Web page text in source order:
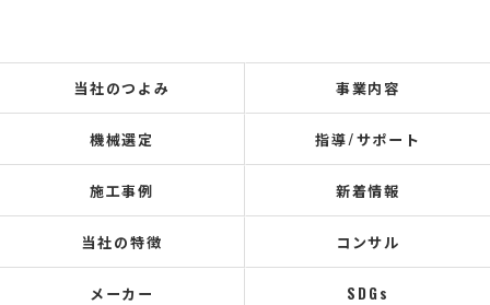
当社のつよみ 事業内容
機械選定 指導/サポート
施工事例 新着情報
当社の特徴 コンサル
メーカー SDGs